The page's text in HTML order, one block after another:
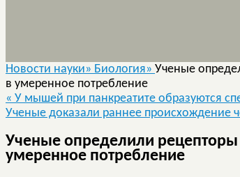
Новости науки» Биология» Ученые
в умеренное потребление
« У мышей при панкреатите образуются
Ученые доказали раннее происхождение
Ученые определили рецепторы
умеренное потребление